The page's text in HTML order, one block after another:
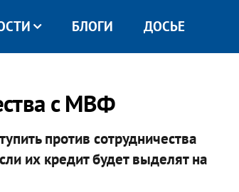
БЛОГИ ДОСЬЕ
с МВФ
против сотрудничества
их кредит будет выделят на